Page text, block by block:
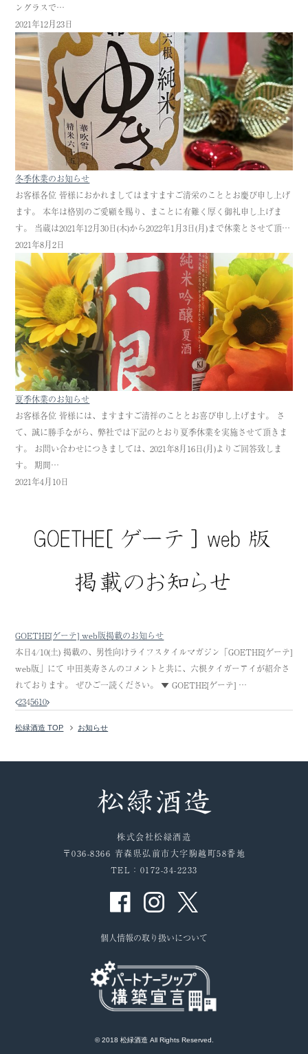
ングラスで…
2021年12月23日
冬季休業のお知らせ
お客様各位 皆様におかれましてはますますご清栄のこととお慶び申し上げ
ます。 本年は格別のご愛顧を賜り、まことに有難く厚く御礼申し上げま
す。 当蔵は2021年12月30日(木)から2022年1月3日(月)まで休業とさせて頂…
2021年8月2日
夏季休業のお知らせ
お客様各位 皆様には、ますますご清祥のこととお喜び申し上げます。 さ
て、誠に勝手ながら、弊社では下記のとおり夏季休業を実施させて頂きま
す。 お問い合わせにつきましては、2021年8月16日(月)よりご回答致しま
す。 期間…
2021年4月10日
GOETHE[ゲーテ] web版掲載のお知らせ
本日4/10(土) 掲載の、男性向けライフスタイルマガジン「GOETHE[ゲーテ]
web版」にて 中田英寿さんのコメントと共に、六根タイガーアイが紹介さ
れております。 ぜひご一読ください。 ▼ GOETHE[ゲーテ] …
2345610
松緑酒造 TOP お知らせ
株式会社松緑酒造
〒036-8366 青森県弘前市大字駒越町58番地
TEL：0172-34-2233
個人情報の取り扱いについて
© 2018 松緑酒造 All Rights Reserved.